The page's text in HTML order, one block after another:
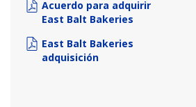
Acuerdo para adquirir
East Balt Bakeries
East Balt Bakeries
adquisición